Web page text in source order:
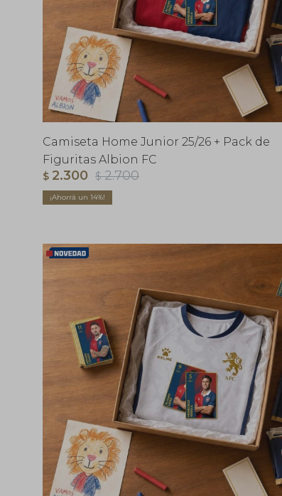
Camiseta Home Junior 25/26 + Pack de
Figuritas Albion FC
$ 2.300 $ 2.700
14